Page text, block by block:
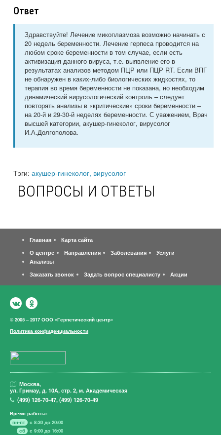
Ответ
Здравствуйте! Лечение микоплазмоза возможно начинать с
20 недель беременности. Лечение герпеса проводится на
любом сроке беременности в том случае, если есть
активизация данного вируса, т.е. выявление его в
результатах анализов методом ПЦР или ПЦР RT. Если ВПГ
не обнаружен в каких-либо биологических жидкостях, то
терапия во время беременности не показана, но необходим
динамический вирусологический контроль – следует
повторять анализы в «критические» сроки беременности –
на 20-й и 29-30-й неделях беременности. С уважением, Врач
высшей категории, акушер-гинеколог, вирусолог
И.А.Долгополова.
Тэги: акушер-гинеколог, вирусолог
ВОПРОСЫ И ОТВЕТЫ
Главная
Карта сайта
О центре
Направления Заболевания
Услуги
Анализы
Заказать звонок
Задать вопрос специалисту Акции
© 2005 – 2017 ООО «Герпетический центр»
Политика конфиденциальности
Москва,
ул. Гримау, д. 10А, стр. 2, м. Академическая
(499)126-70-47,(499)126-70-49
Время работы:
пн-пт
с 8:30 до 20:00
сб
с 9:00 до 16:00